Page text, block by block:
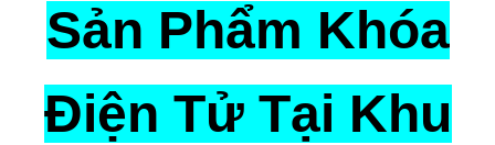
Sản Phẩm Khóa
Điện Tử Tại Khu